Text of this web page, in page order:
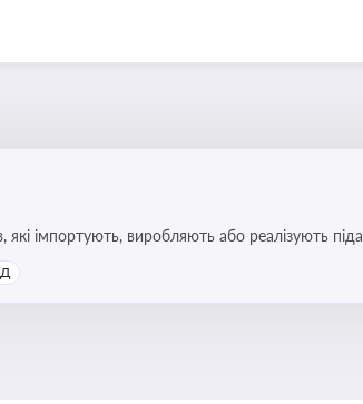
імпортують, виробляють або реалізують